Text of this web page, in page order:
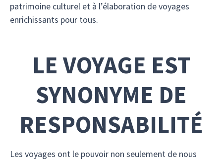
patrimoine culturel et à l’élaboration de voyages
enrichissants pour tous.
LE VOYAGE EST
SYNONYME DE
RESPONSABILITÉ
Les voyages ont le pouvoir non seulement de nous